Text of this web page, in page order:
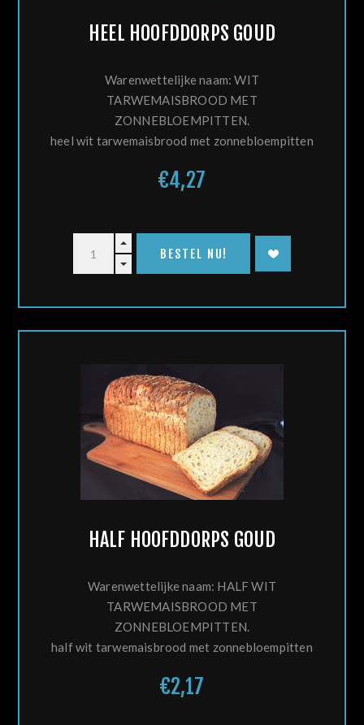
HEEL HOOFDDORPS GOUD
Warenwettelijke naam: WIT
TARWEMAISBROOD MET
ZONNEBLOEMPITTEN.
heel wit tarwemaisbrood met zonnebloempitten
€4,27
HALF HOOFDDORPS GOUD
Warenwettelijke naam: HALF WIT
TARWEMAISBROOD MET
ZONNEBLOEMPITTEN.
half wit tarwemaisbrood met zonnebloempitten
€2,17